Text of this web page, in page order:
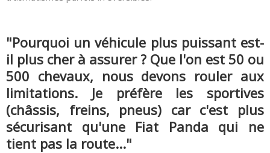
"Pourquoi un véhicule plus puissant est-
il plus cher à assurer ? Que l'on est 50 ou
500 chevaux, nous devons rouler aux
limitations. Je préfère les sportives
(châssis, freins, pneus) car c'est plus
sécurisant qu'une Fiat Panda qui ne
tient pas la route..."